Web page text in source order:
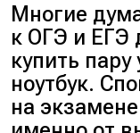
Многие
к ОГЭ и ЕГЭ
купить
ноутбук.
на